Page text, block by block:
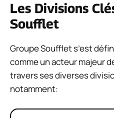
Les Divisions
Soufflet
Groupe Soufflet s’est
comme un acteur majeur
travers ses diverses
notamment: